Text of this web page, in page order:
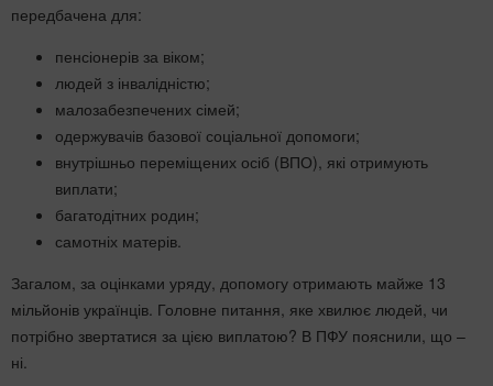
передбачена для:
пенсіонерів за віком;
людей з інвалідністю;
малозабезпечених сімей;
одержувачів базової соціальної допомоги;
внутрішньо переміщених осіб (ВПО), які отримують
виплати;
багатодітних родин;
самотніх матерів.
Загалом, за оцінками уряду, допомогу отримають майже 13
мільйонів українців. Головне питання, яке хвилює людей, чи
потрібно звертатися за цією виплатою? В ПФУ пояснили, що –
ні.